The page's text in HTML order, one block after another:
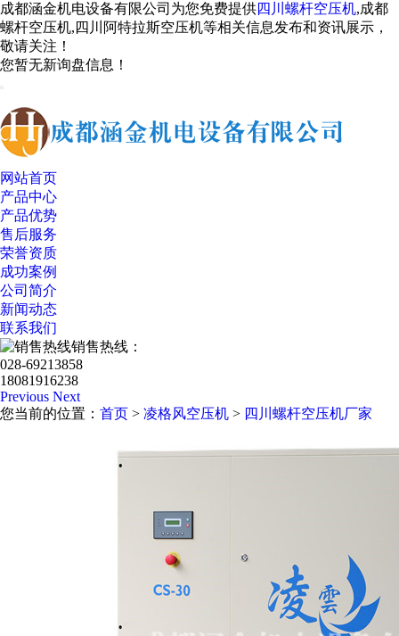
成都涵金机电设备有限公司为您免费提供四川螺杆空压机,成都
螺杆空压机,四川阿特拉斯空压机等相关信息发布和资讯展示，
敬请关注！
您暂无新询盘信息！
网站首页
产品中心
产品优势
售后服务
荣誉资质
成功案例
公司简介
新闻动态
联系我们
销售热线：
028-69213858
18081916238
Previous Next
您当前的位置： 首页 > 凌格风空压机 > 四川螺杆空压机厂家